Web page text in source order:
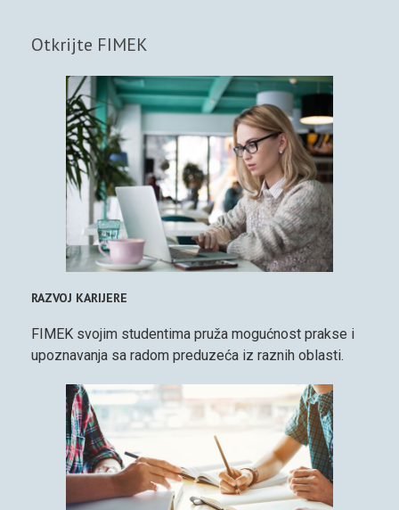
Otkrijte FIMEK
RAZVOJ KARIJERE
FIMEK svojim studentima pruža mogućnost prakse i
upoznavanja sa radom preduzeća iz raznih oblasti.